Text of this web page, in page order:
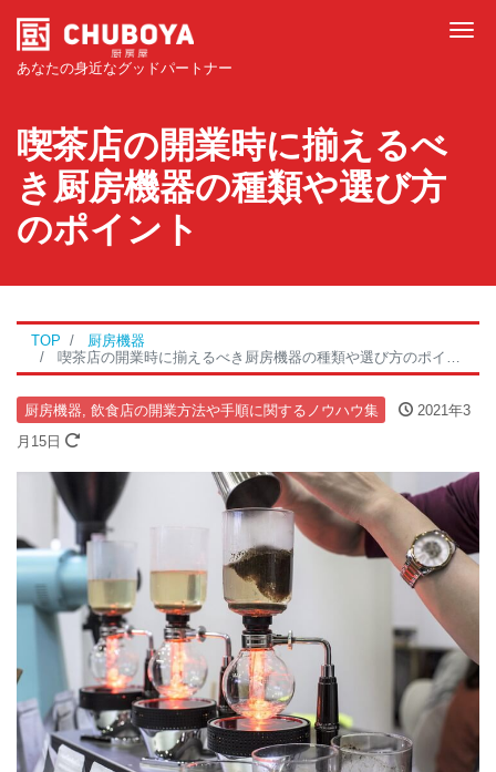
あなたの身近なグッドパートナー
喫茶店の開業時に揃えるべ
き厨房機器の種類や選び方
のポイント
TOP
厨房機器
喫茶店の開業時に揃えるべき厨房機器の種類や選び方のポイント
厨房機器 飲食店の開業方法や手順に関するノウハウ集
2021年3
月15日